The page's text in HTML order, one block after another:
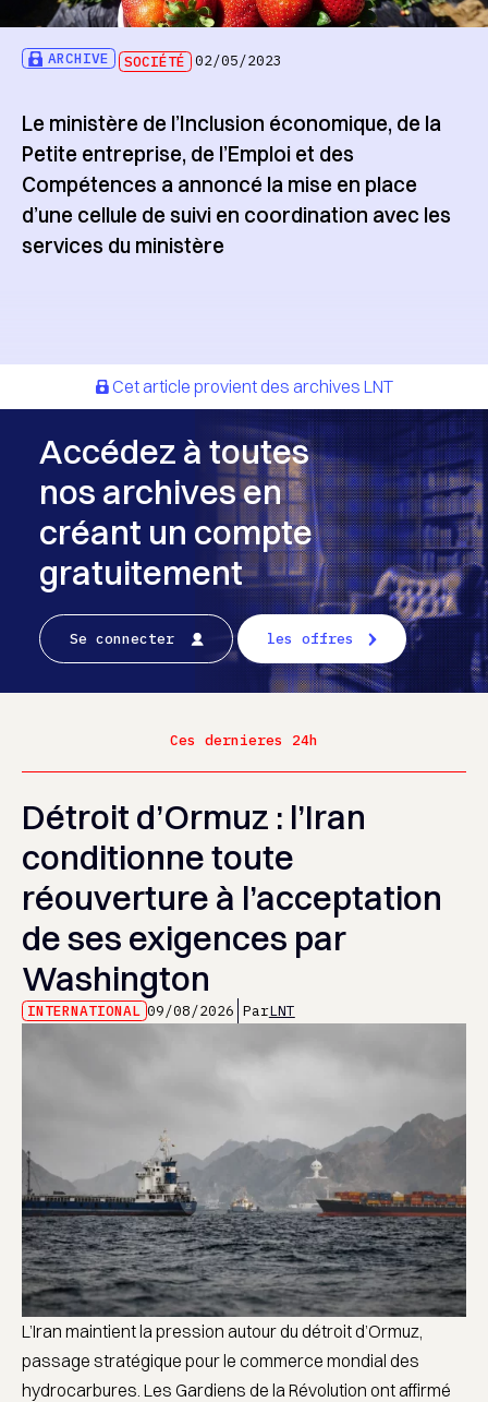
ARCHIVE SOCIÉTÉ 02/05/2023
Le ministère de l’Inclusion économique, de la
Petite entreprise, de l’Emploi et des
Compétences a annoncé la mise en place
d’une cellule de suivi en coordination avec les
services du ministère
Cet article provient des archives LNT
Accédez à toutes
nos archives en
créant un compte
gratuitement
Se connecter les offres
Ces dernieres 24h
Détroit d’Ormuz : l’Iran
conditionne toute
réouverture à l’acceptation
de ses exigences par
Washington
INTERNATIONAL 09/08/2026 ParLNT
L’Iran maintient la pression autour du détroit d’Ormuz,
passage stratégique pour le commerce mondial des
hydrocarbures. Les Gardiens de la Révolution ont affirmé